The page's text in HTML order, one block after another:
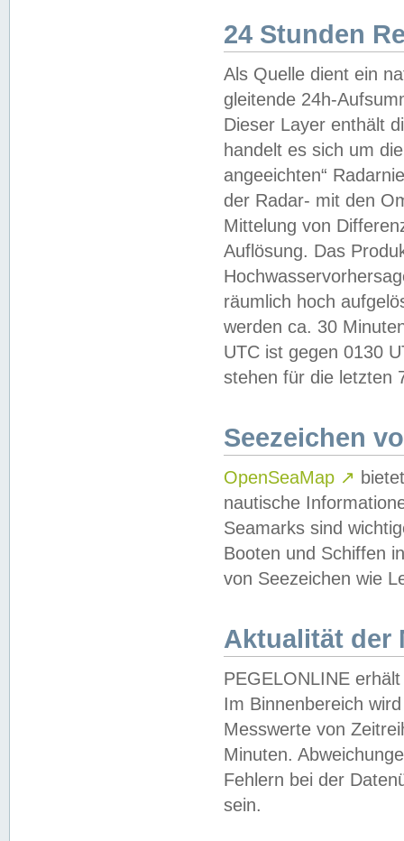
24 Stunden
Als Quelle dient ein
gleitende 24h-
Dieser Layer enthält
handelt es sich um
angeeichten“
der Radar- mit den
Mittelung von
Auflösung. Das
räumlich hoch
werden ca. 30
UTC ist gegen 0130
stehen für die letzten
Seezeichen
OpenSeaMap ↗
nautische
Seamarks sind
Booten und Schiffen
von Seezeichen wie
Aktualität der
PEGELONLINE
Im Binnenbereich
Messwerte von
Minuten.
Fehlern bei der
sein.